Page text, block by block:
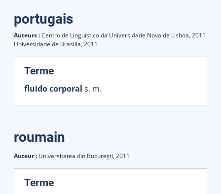
portugais
Auteurs :Centro de Linguística da Universidade Nova de Lisboa, 2011
Universidade de Brasília, 2011
Terme:
fluido corporal s. m.
roumain
Auteur : Universitatea din Bucureşti, 2011
Terme: